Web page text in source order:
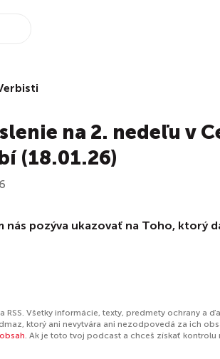
na 2. nedeľu v
(18.01.26)
nás pozýva ukazovať na Toho, ktorý
Všetky informácie, texty, predmety ochrany a
ktorý ani nevytvára ani nezodpovedá za ich
. Ak je toto tvoj podcast a chceš získať